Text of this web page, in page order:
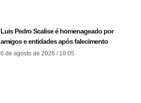
Luis Pedro Scalise é homenageado por
amigos e entidades após falecimento
6 de agosto de 2026 18:05